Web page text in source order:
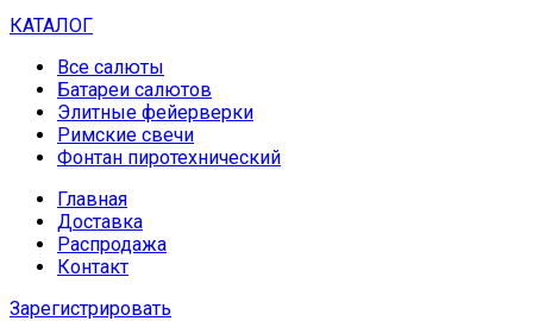
КАТАЛОГ
Все салюты
Батареи салютов
Элитные фейерверки
Римские свечи
Фонтан пиротехнический
Главная
Доставка
Распродажа
Контакт
Зарегистрировать